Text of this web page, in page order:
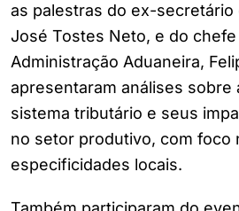
as palestras do ex-secretário
José Tostes Neto, e do
Administração Aduaneira,
apresentaram análises sobre
sistema tributário e seus
no setor produtivo, com foco
especificidades locais.